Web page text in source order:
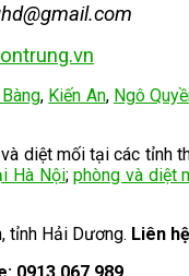
, Kiến An, Ngô
diệt mối tại các tỉnh
Hà Nội;phòng và diệt
tỉnh Hải Dương. Liên